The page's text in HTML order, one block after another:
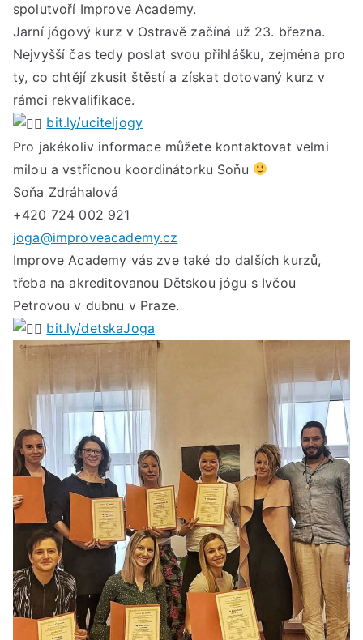
spolutvoří Improve Academy.
Jarní jógový kurz v Ostravě začíná už 23. března.
Nejvyšší čas tedy poslat svou přihlášku, zejména pro
ty, co chtějí zkusit štěstí a získat dotovaný kurz v
rámci rekvalifikace.
bit.ly/uciteljogy
Pro jakékoliv informace můžete kontaktovat velmi
milou a vstřícnou koordinátorku Soňu
Soňa Zdráhalová
+420 724 002 921
joga@improveacademy.cz
Improve Academy vás zve také do dalších kurzů,
třeba na akreditovanou Dětskou jógu s Ivčou
Petrovou v dubnu v Praze.
bit.ly/detskaJoga